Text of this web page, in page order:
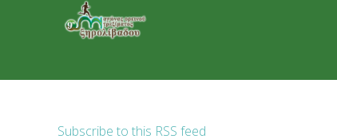
Subscribe to this RSS feed